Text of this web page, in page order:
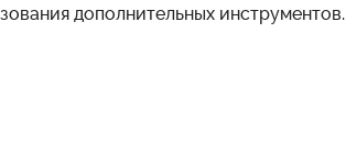
дополнительных инструментов.